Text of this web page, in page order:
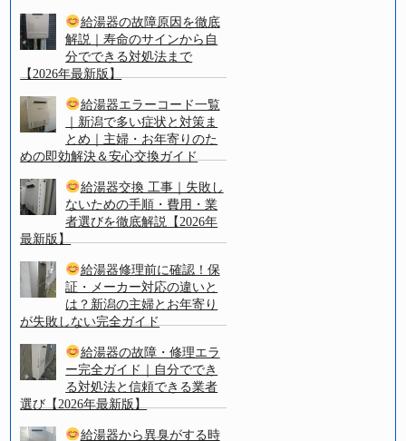
給湯器の故障原因を徹底
解説｜寿命のサインから自
分でできる対処法まで
【2026年最新版】
給湯器エラーコード一覧
｜新潟で多い症状と対策ま
とめ｜主婦・お年寄りのた
めの即効解決＆安心交換ガイド
給湯器交換 工事｜失敗し
ないための手順・費用・業
者選びを徹底解説【2026年
最新版】
給湯器修理前に確認！保
証・メーカー対応の違いと
は？新潟の主婦とお年寄り
が失敗しない完全ガイド
給湯器の故障・修理エラ
ー完全ガイド｜自分ででき
る対処法と信頼できる業者
選び【2026年最新版】
給湯器から異臭がする時